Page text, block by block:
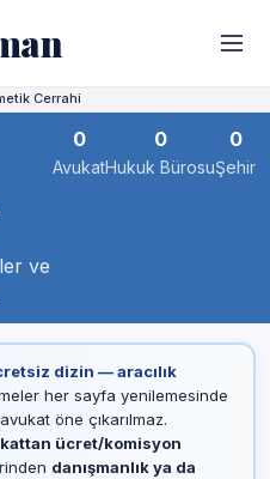
Cerrahi
ve
0
Avukat
0
Hukuk Bürosu
0
Şehir
dizin — aracılık
her sayfa yenilemesinde
öne çıkarılmaz.
ücret/komisyon
danışmanlık ya da